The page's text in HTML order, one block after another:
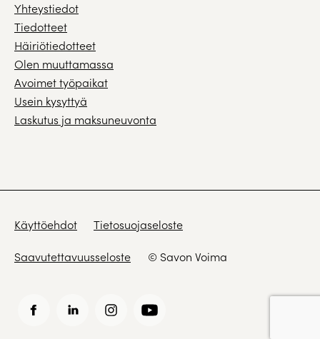
Yhteystiedot
Tiedotteet
Häiriötiedotteet
Olen muuttamassa
Avoimet työpaikat
Usein kysyttyä
Laskutus ja maksuneuvonta
Käyttöehdot Tietosuojaseloste
Saavutettavuusseloste © Savon Voima